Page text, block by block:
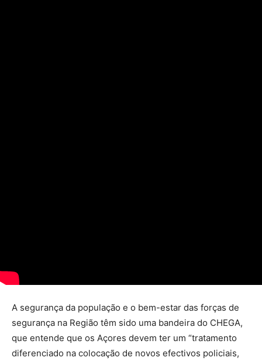
A segurança da população e o bem-estar das forças de
segurança na Região têm sido uma bandeira do CHEGA,
que entende que os Açores devem ter um “tratamento
diferenciado na colocação de novos efectivos policiais,